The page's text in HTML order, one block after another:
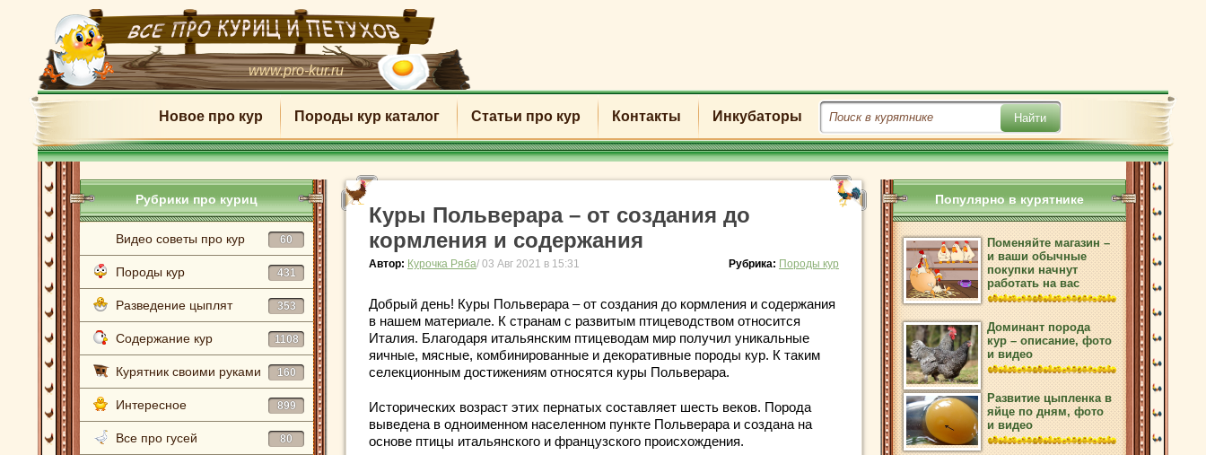
www.pro-kur.ru
Новое про кур Породы кур каталог Статьи про кур Контакты Инкубаторы
Рубрики про куриц
Видео советы про кур 60
Породы кур 431
Разведение цыплят 353
Содержание кур 1108
Курятник своими руками 160
Интересное 899
Все про гусей 80
Куры Польверара – от создания до
кормления и содержания
Автор: Курочка Ряба/ 03 Авг 2021 в 15:31 Рубрика: Породы кур
Добрый день! Куры Польверара – от создания до кормления и содержания
в нашем материале. К странам с развитым птицеводством относится
Италия. Благодаря итальянским птицеводам мир получил уникальные
яичные, мясные, комбинированные и декоративные породы кур. К таким
селекционным достижениям относятся куры Польверара.
Исторических возраст этих пернатых составляет шесть веков. Порода
выведена в одноименном населенном пункте Польверара и создана на
основе птицы итальянского и французского происхождения.
Популярно в курятнике
Поменяйте магазин –
и ваши обычные
покупки начнут
работать на вас
Доминант порода
кур – описание, фото
и видео
Развитие цыпленка в
яйце по дням, фото
и видео